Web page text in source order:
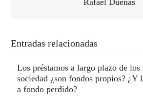
Entradas relacionadas
Los préstamos a largo plazo de los
sociedad ¿son fondos propios? ¿Y
a fondo perdido?